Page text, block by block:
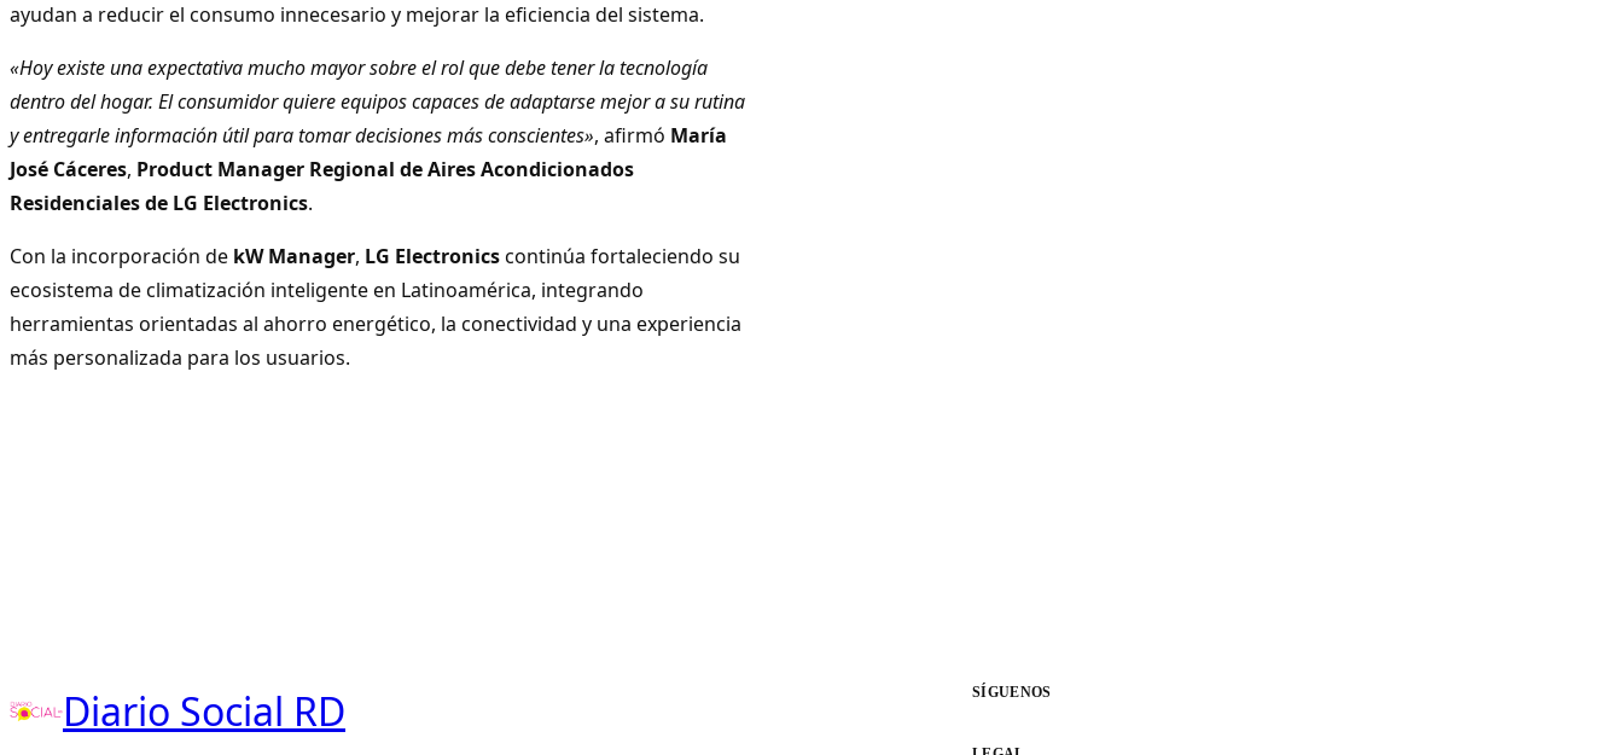
ayudan a reducir el consumo innecesario y mejorar la eficiencia del sistema.
«Hoy existe una expectativa mucho mayor sobre el rol que debe tener la tecnología
dentro del hogar. El consumidor quiere equipos capaces de adaptarse mejor a su rutina
y entregarle información útil para tomar decisiones más conscientes», afirmó María
José Cáceres, Product Manager Regional de Aires Acondicionados
Residenciales de LG Electronics.
Con la incorporación de kW Manager, LG Electronicscontinúa fortaleciendo su
ecosistema de climatización inteligente en Latinoamérica, integrando
herramientas orientadas al ahorro energético, la conectividad y una experiencia
más personalizada para los usuarios.
Diario Social RD SÍGUENOS